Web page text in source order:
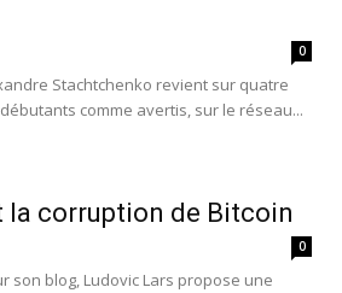
0
Stachtchenko revient sur quatre
comme avertis, sur le réseau...
la corruption de Bitcoin
0
son blog, Ludovic Lars propose une